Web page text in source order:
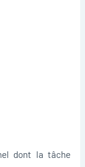
dont la tâche